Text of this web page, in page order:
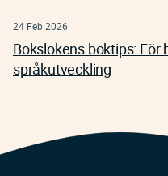
24 Feb 2026
Bokslokens boktips: För
språkutveckling